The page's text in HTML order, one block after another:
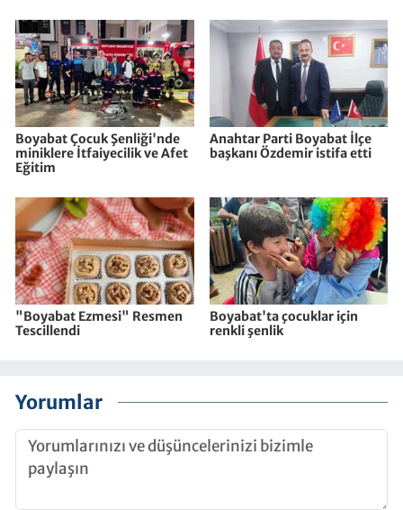
Boyabat Çocuk Şenliği'nde
miniklere İtfaiyecilik ve Afet
Eğitim
Anahtar Parti Boyabat İlçe
başkanı Özdemir istifa etti
"Boyabat Ezmesi" Resmen
Tescillendi
Boyabat'ta çocuklar için
renkli şenlik
Yorumlar